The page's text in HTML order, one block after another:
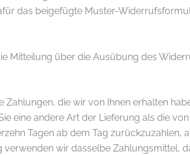
das beigefügte Muster-
Mitteilung über die Ausübung des
die wir von Ihnen erhalten
eine andere Art der Lieferung als die
Tagen ab dem Tag zurückzuzahlen,
wir dasselbe Zahlungsmittel,